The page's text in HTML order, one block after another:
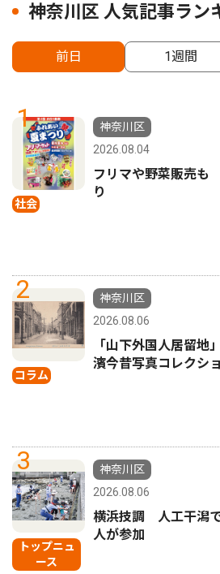
神奈川区 人気記事ラン
前日 1週間
1
社会
神奈川区
2026.08.04
フリマや野菜販売も
り
2
コラム
神奈川区
2026.08.06
「山下外国人居留
濱今昔写真コレクシ
3
トップニュ
ース
神奈川区
2026.08.06
横浜技調 人工干潟
人が参加